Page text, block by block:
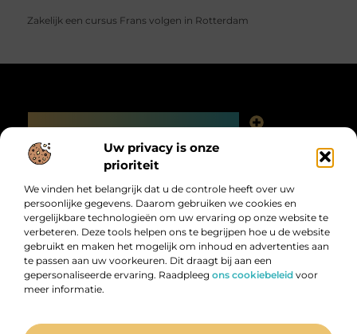
Uw privacy is onze
prioriteit
We vinden het belangrijk dat u de controle heeft over uw
persoonlijke gegevens. Daarom gebruiken we cookies en
vergelijkbare technologieën om uw ervaring op onze website te
verbeteren. Deze tools helpen ons te begrijpen hoe u de website
gebruikt en maken het mogelijk om inhoud en advertenties aan
te passen aan uw voorkeuren. Dit draagt bij aan een
gepersonaliseerde ervaring. Raadpleeg ons cookiebeleid voor
meer informatie.
Zakelijk een cursus Frans volgen in Rotterdam
Bericht categorie
Digitalk.nl – Ontdek, leer en praat mee!